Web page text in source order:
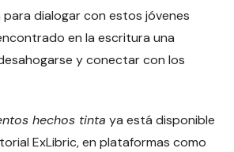
dialogar con estos jóvenes
en la escritura una
y conectar con los
hechos tinta ya está disponible
ExLibric, en plataformas como